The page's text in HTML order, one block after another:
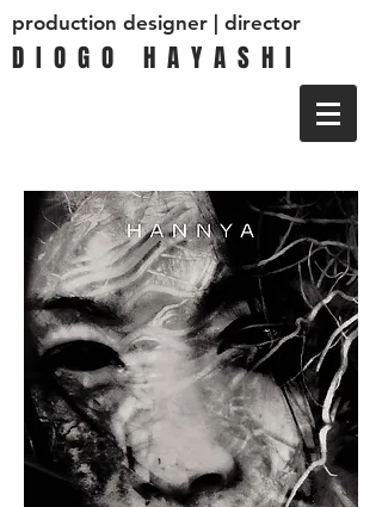
production designer | director
D I O G O H A Y A S H I